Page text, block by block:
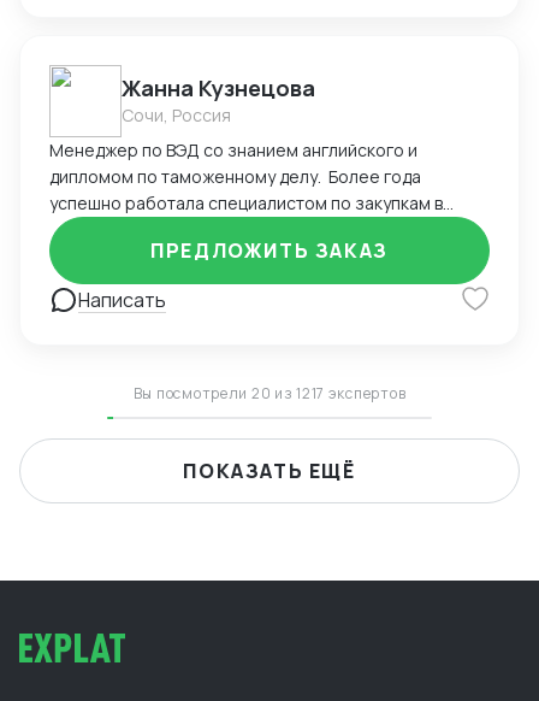
Жанна Кузнецова
Сочи, Россия
Менеджер по ВЭД со знанием английского и
дипломом по таможенному делу. Более года
успешно работала специалистом по закупкам в
удаленном режиме, осуществляя сделки с
поставщиками из Китая и Европы. Уверенно владею
английским языком и Excel, что позволяет
эффективно управлять сделками. Управляла
деловую переписку на иностранном языке и
успешно согласовывала поставки для клиентов.
Оптимизировала процессы взаимодействия с
иностранными партнерами, сократив время
Написать
ПРЕДЛОЖИТЬ ЗАКАЗ
Вы посмотрели 20 из 1217 экспертов
ПОКАЗАТЬ ЕЩЁ